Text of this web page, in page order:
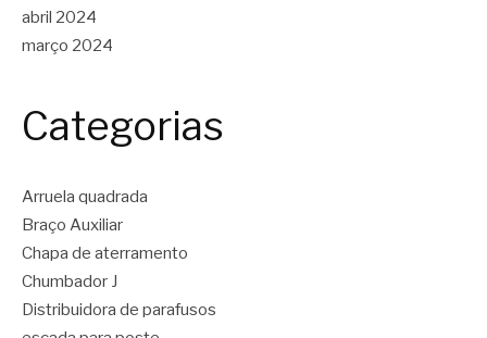
abril 2024
março 2024
Categorias
Arruela quadrada
Braço Auxiliar
Chapa de aterramento
Chumbador J
Distribuidora de parafusos